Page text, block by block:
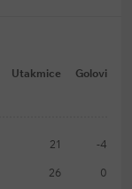
Utakmice Golovi
21 -4
26 0